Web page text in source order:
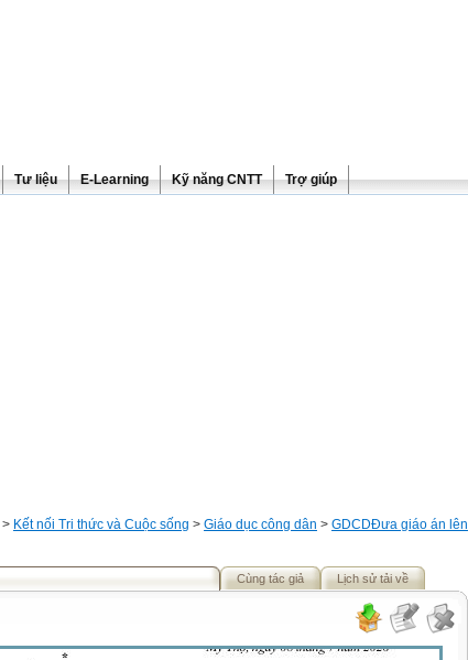
Tư liệu E-Learning Kỹ năng CNTT Trợ giúp
Đưa giáo án lên
> Kết nối Tri thức và Cuộc sống > Giáo dục công dân > GDCD
Cùng tác giả Lịch sử tải về